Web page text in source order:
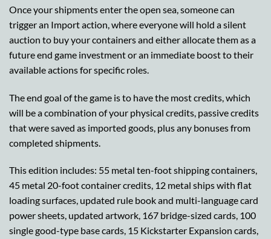
Once your shipments enter the open sea, someone can
trigger an Import action, where everyone will hold a silent
auction to buy your containers and either allocate them as a
future end game investment or an immediate boost to their
available actions for specific roles.
The end goal of the game is to have the most credits, which
will be a combination of your physical credits, passive credits
that were saved as imported goods, plus any bonuses from
completed shipments.
This edition includes: 55 metal ten-foot shipping containers,
45 metal 20-foot container credits, 12 metal ships with flat
loading surfaces, updated rule book and multi-language card
power sheets, updated artwork, 167 bridge-sized cards, 100
single good-type base cards, 15 Kickstarter Expansion cards,